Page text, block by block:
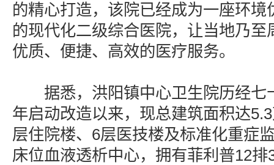
的精心打造，该院已经成为一座环境
的现代化二级综合医院，让当地乃至
优质、便捷、高效的医疗服务。
据悉，洪阳镇中心卫生院历经七
年启动改造以来，现总建筑面积达
层住院楼、6层医技楼及标准化重症
床位血液透析中心，拥有菲利普12